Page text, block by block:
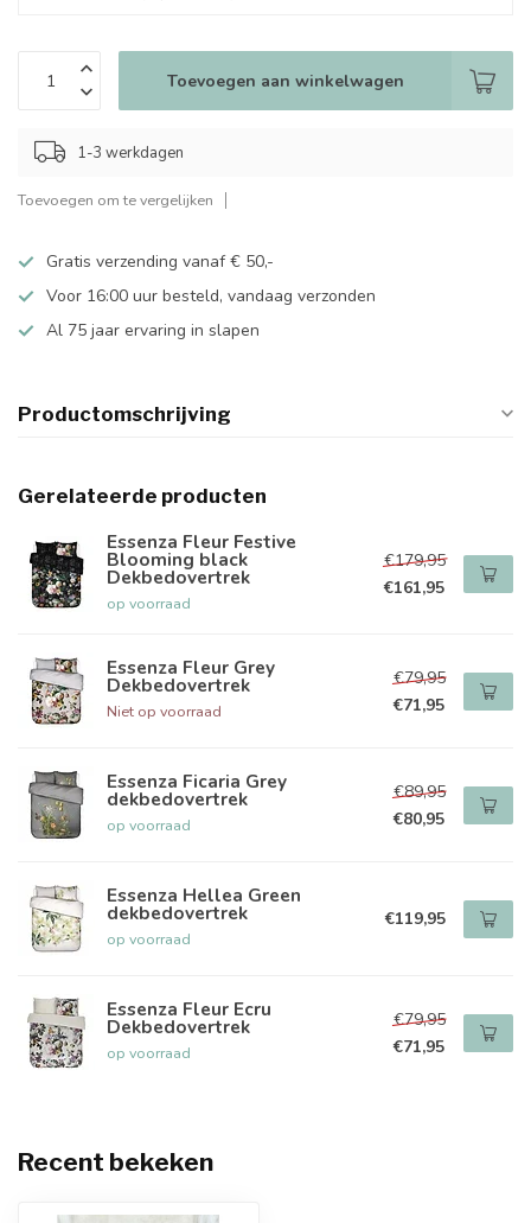
Toevoegen aan winkelwagen
1-3 werkdagen
Toevoegen om te vergelijken
Gratis verzending vanaf € 50,-
Voor 16:00 uur besteld, vandaag verzonden
Al 75 jaar ervaring in slapen
Productomschrijving
Gerelateerde producten
Essenza Fleur Festive
Blooming black
Dekbedovertrek
op voorraad
€179,95
€161,95
Essenza Fleur Grey
Dekbedovertrek
Niet op voorraad
€79,95
€71,95
Essenza Ficaria Grey
dekbedovertrek
op voorraad
€89,95
€80,95
Essenza Hellea Green
dekbedovertrek
op voorraad
€119,95
Essenza Fleur Ecru
Dekbedovertrek
op voorraad
€79,95
€71,95
Recent bekeken